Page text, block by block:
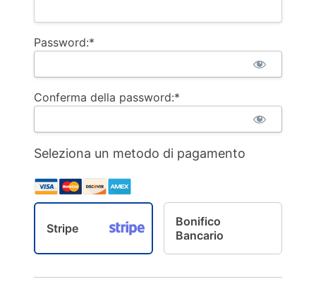
Password:*
Conferma della password:*
Seleziona un metodo di pagamento
Stripe
Bonifico
Bancario